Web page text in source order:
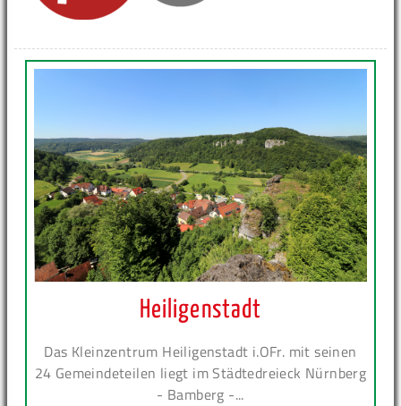
Heiligenstadt
Das Kleinzentrum Heiligenstadt i.OFr. mit seinen
24 Gemeindeteilen liegt im Städtedreieck Nürnberg
- Bamberg -...